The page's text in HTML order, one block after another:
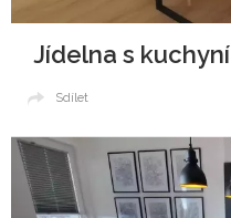
Jídelna s kuchyní
Sdílet